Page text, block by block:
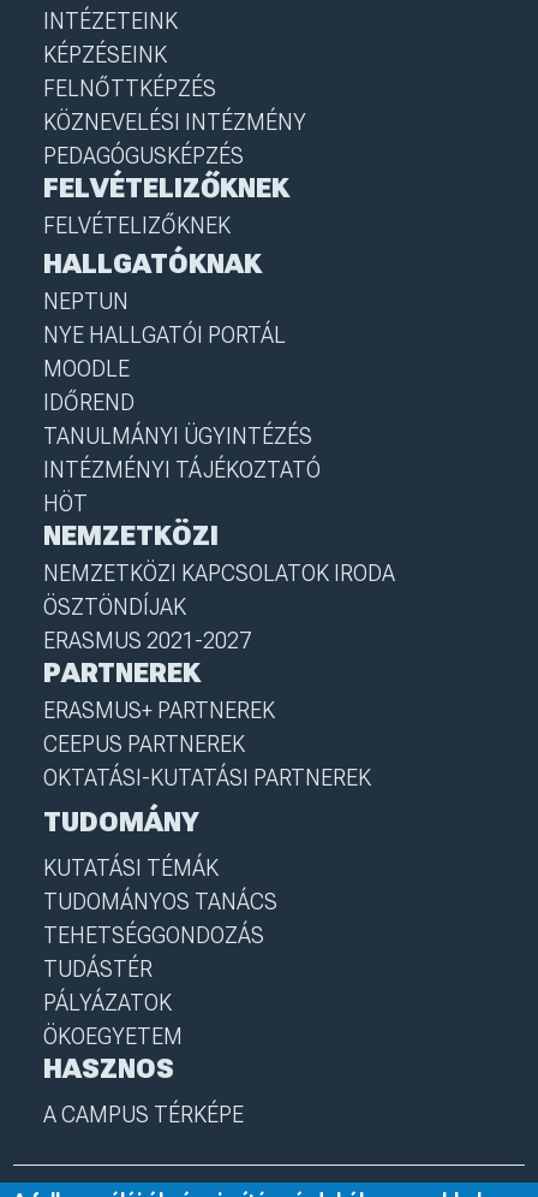
INTÉZETEINK
KÉPZÉSEINK
FELNŐTTKÉPZÉS
KÖZNEVELÉSI INTÉZMÉNY
PEDAGÓGUSKÉPZÉS
FELVÉTELIZŐKNEK
FELVÉTELIZŐKNEK
HALLGATÓKNAK
NEPTUN
NYE HALLGATÓI PORTÁL
MOODLE
IDŐREND
TANULMÁNYI ÜGYINTÉZÉS
INTÉZMÉNYI TÁJÉKOZTATÓ
HÖT
NEMZETKÖZI
NEMZETKÖZI KAPCSOLATOK IRODA
ÖSZTÖNDÍJAK
ERASMUS 2021-2027
PARTNEREK
ERASMUS+ PARTNEREK
CEEPUS PARTNEREK
OKTATÁSI-KUTATÁSI PARTNEREK
TUDOMÁNY
KUTATÁSI TÉMÁK
TUDOMÁNYOS TANÁCS
TEHETSÉGGONDOZÁS
TUDÁSTÉR
PÁLYÁZATOK
ÖKOEGYETEM
HASZNOS
A CAMPUS TÉRKÉPE